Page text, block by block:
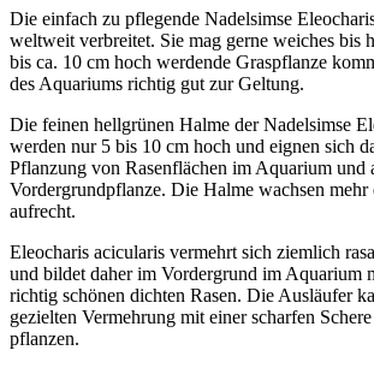
Die einfach zu pflegende Nadelsimse
weltweit verbreitet. Sie mag gerne weiches bis
bis ca. 10 cm hoch werdende Graspflanze
des Aquariums richtig gut zur Geltung.
Die feinen hellgrünen Halme der Nadelsimse
werden nur 5 bis 10 cm hoch und eignen sich
Pflanzung von Rasenflächen im Aquarium und
Vordergrundpflanze. Die Halme wachsen
aufrecht.
Eleocharis acicularis vermehrt sich ziemlich
und bildet daher im Vordergrund im Aquarium
richtig schönen dichten Rasen. Die Ausläufer
gezielten Vermehrung mit einer scharfen
pflanzen.